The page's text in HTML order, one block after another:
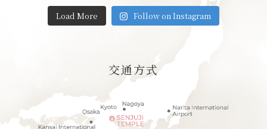
Load More Follow on Instagram
交通方式